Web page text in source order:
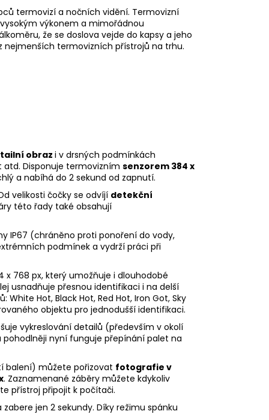
termovizí a nočních vidění. Termovizní
výkonem a mimořádnou
že se doslova vejde do kapsy a jeho
nejmenších termovizních přístrojů na trhu.
obraz i v drsných podmínkách
atd. Disponuje termovizním senzorem 384 x
a nabíhá do 2 sekund od zapnutí.
velikosti čočky se odvíjí detekční
této řady také obsahují
IP67 (chráněno proti ponoření do vody,
podmínek a vydrží práci při
x 768 px, který umožňuje i dlouhodobé
usnadňuje přesnou identifikaci i na delší
Hot, Black Hot, Red Hot, Iron Got, Sky
objektu pro jednodušší identifikaci.
vykreslování detailů (především v okolí
nyní funguje přepínání palet na
balení) můžete pořizovat fotografie v
. Zaznamenané záběry můžete kdykoliv
přístroj připojit k počítači.
jen 2 sekundy. Díky režimu spánku